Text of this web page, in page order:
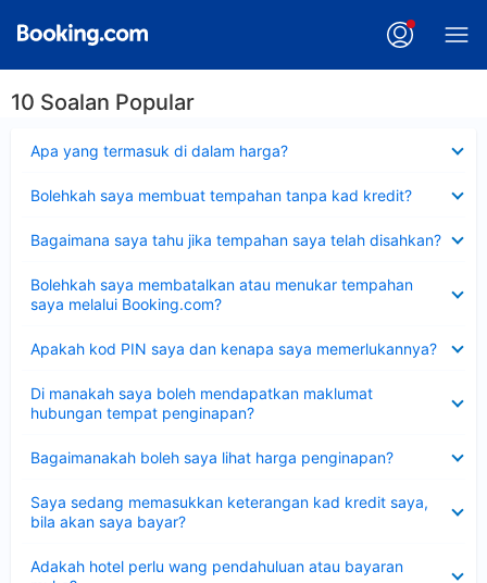
10 Soalan Popular
Apa yang termasuk di dalam harga?
Bolehkah saya membuat tempahan tanpa kad kredit?
Bagaimana saya tahu jika tempahan saya telah disahkan?
Bolehkah saya membatalkan atau menukar tempahan
saya melalui Booking.com?
Apakah kod PIN saya dan kenapa saya memerlukannya?
Di manakah saya boleh mendapatkan maklumat
hubungan tempat penginapan?
Bagaimanakah boleh saya lihat harga penginapan?
Saya sedang memasukkan keterangan kad kredit saya,
bila akan saya bayar?
Adakah hotel perlu wang pendahuluan atau bayaran